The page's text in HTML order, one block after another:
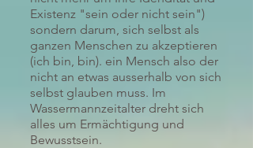
Existenz "sein oder nicht sein")
sondern darum, sich selbst als
ganzen Menschen zu akzeptieren
(ich bin, bin). ein Mensch also der
nicht an etwas ausserhalb von sich
selbst glauben muss. Im
Wassermannzeitalter dreht sich
alles um Ermächtigung und
Bewusstsein.